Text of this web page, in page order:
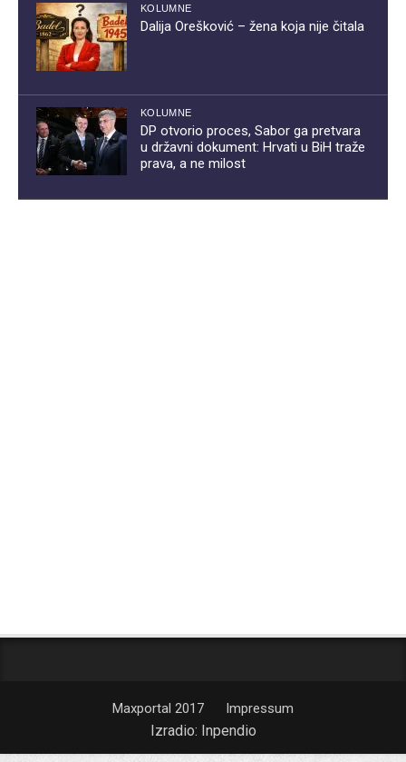
KOLUMNE
Dalija Orešković – žena koja nije čitala
KOLUMNE
DP otvorio proces, Sabor ga pretvara
u državni dokument: Hrvati u BiH traže
prava, a ne milost
Maxportal 2017 Impressum
Izradio: Inpendio